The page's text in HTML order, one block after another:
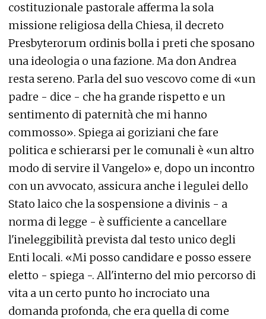
costituzionale pastorale afferma la sola
missione religiosa della Chiesa, il decreto
Presbyterorum ordinis bolla i preti che sposano
una ideologia o una fazione. Ma don Andrea
resta sereno. Parla del suo vescovo come di «un
padre - dice - che ha grande rispetto e un
sentimento di paternità che mi hanno
commosso». Spiega ai goriziani che fare
politica e schierarsi per le comunali è «un altro
modo di servire il Vangelo» e, dopo un incontro
con un avvocato, assicura anche i legulei dello
Stato laico che la sospensione a divinis - a
norma di legge - è sufficiente a cancellare
l'ineleggibilità prevista dal testo unico degli
Enti locali. «Mi posso candidare e posso essere
eletto - spiega -. All'interno del mio percorso di
vita a un certo punto ho incrociato una
domanda profonda, che era quella di come